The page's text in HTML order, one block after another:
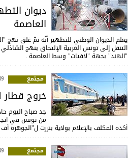
ديوان
العاصمة
يعلم الديوان الوطني للتطهير أنّه تمّ غلق نهج
التنقل إلى تونس الغربية الإلتحاق بنهج
"الهند" بجهة "لافيات" وسط العاصمة .
مجتمع
خروج قطار
جد صباح اليوم
من تونس في
أكده المكلف بالإعلام بولاية بنزرت ل"الجوهرة
مجتمع